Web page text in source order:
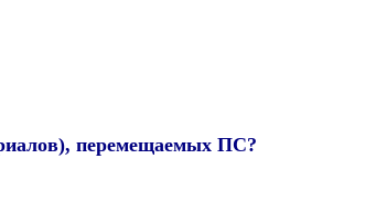
перемещаемых ПС?